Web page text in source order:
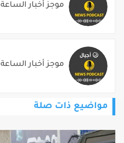
موجز أخبار الساعة 1 م 2026/08/06
موجز أخبار الساعة 12 م 2026/08/06
مواضيع ذات صلة